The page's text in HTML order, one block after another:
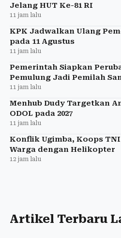
Jelang HUT Ke-81 RI
11 jam lalu
KPK Jadwalkan Ulang
pada 11 Agustus
11 jam lalu
Pemerintah Siapkan
Pemulung Jadi Pemilah
11 jam lalu
Menhub Dudy Targetkan
ODOL pada 2027
11 jam lalu
Konflik Ugimba, Koops
Warga dengan Helikopter
12 jam lalu
Artikel Terbaru